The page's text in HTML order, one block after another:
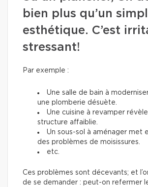
bien plus qu’un
esthétique. C’est
stressant!
Par exemple :
Une salle de bain à
une plomberie désuète.
Une cuisine à revamper
structure affaiblie.
Un sous-sol à aménager met
des problèmes de moisissures.
etc.
Ces problèmes sont décevants; et
de se demander : peut-on refermer